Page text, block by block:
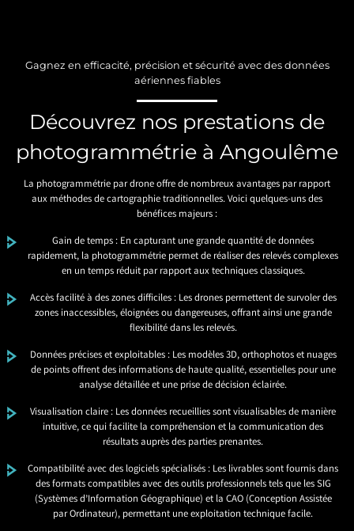
Gagnez en efficacité, précision et sécurité avec des données
aériennes fiables
Découvrez nos prestations de
photogrammétrie à Angoulême
La photogrammétrie par drone offre de nombreux avantages par rapport
aux méthodes de cartographie traditionnelles. Voici quelques-uns des
bénéfices majeurs :
Gain de temps : En capturant une grande quantité de données
rapidement, la photogrammétrie permet de réaliser des relevés complexes
en un temps réduit par rapport aux techniques classiques.
Accès facilité à des zones difficiles : Les drones permettent de survoler des
zones inaccessibles, éloignées ou dangereuses, offrant ainsi une grande
flexibilité dans les relevés.
Données précises et exploitables : Les modèles 3D, orthophotos et nuages
de points offrent des informations de haute qualité, essentielles pour une
analyse détaillée et une prise de décision éclairée.
Visualisation claire : Les données recueillies sont visualisables de manière
intuitive, ce qui facilite la compréhension et la communication des
résultats auprès des parties prenantes.
Compatibilité avec des logiciels spécialisés : Les livrables sont fournis dans
des formats compatibles avec des outils professionnels tels que les SIG
(Systèmes d’Information Géographique) et la CAO (Conception Assistée
par Ordinateur), permettant une exploitation technique facile.